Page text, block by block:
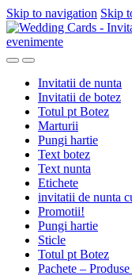
Skip to navigation Skip
Invitatii de nunta
Invitatii de botez
Totul pt Botez
Marturii
Pungi hartie
Text botez
Text nunta
Etichete
invitatii de nunta
Promotii!
Pungi hartie
Sticle
Totul pt Botez
Pachete –